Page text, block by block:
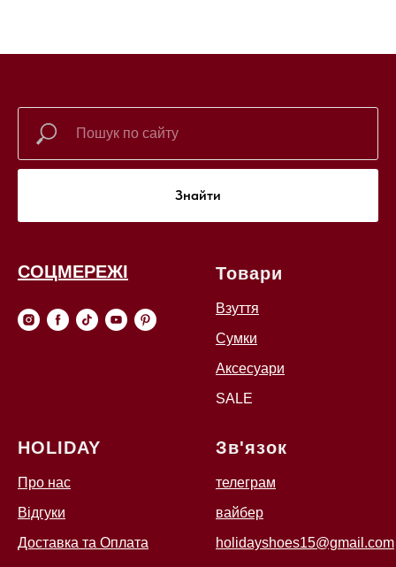
Знайти
СОЦМЕРЕЖІ Товари
Взуття
Сумки
Аксесуари
SALE
HOLIDAY
Про нас
Відгуки
Доставка та Оплата
Зв'язок
телеграм
вайбер
holidayshoes15@gmail.com